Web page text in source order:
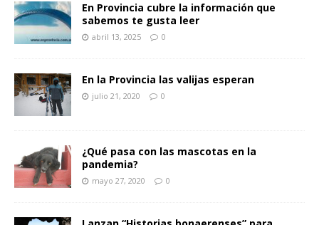
En Provincia cubre la información que
sabemos te gusta leer
abril 13, 2025 0
En la Provincia las valijas esperan
julio 21, 2020 0
¿Qué pasa con las mascotas en la
pandemia?
mayo 27, 2020 0